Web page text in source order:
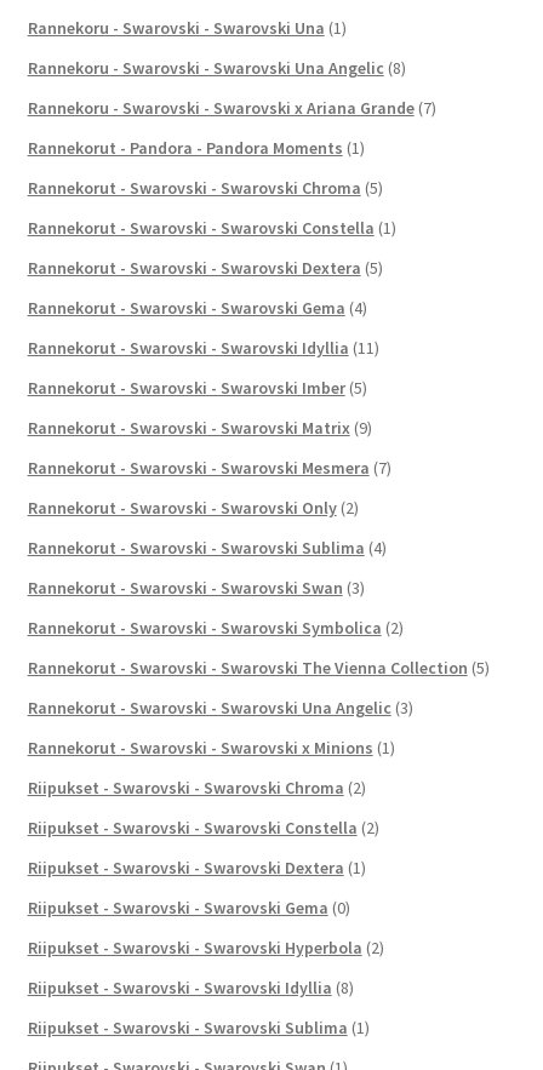
Rannekoru - Swarovski - Swarovski Una (1)
Rannekoru - Swarovski - Swarovski Una Angelic (8)
Rannekoru - Swarovski - Swarovski x Ariana Grande (7)
Rannekorut - Pandora - Pandora Moments (1)
Rannekorut - Swarovski - Swarovski Chroma (5)
Rannekorut - Swarovski - Swarovski Constella (1)
Rannekorut - Swarovski - Swarovski Dextera (5)
Rannekorut - Swarovski - Swarovski Gema (4)
Rannekorut - Swarovski - Swarovski Idyllia (11)
Rannekorut - Swarovski - Swarovski Imber (5)
Rannekorut - Swarovski - Swarovski Matrix (9)
Rannekorut - Swarovski - Swarovski Mesmera (7)
Rannekorut - Swarovski - Swarovski Only (2)
Rannekorut - Swarovski - Swarovski Sublima (4)
Rannekorut - Swarovski - Swarovski Swan (3)
Rannekorut - Swarovski - Swarovski Symbolica (2)
Rannekorut - Swarovski - Swarovski The Vienna Collection (5)
Rannekorut - Swarovski - Swarovski Una Angelic (3)
Rannekorut - Swarovski - Swarovski x Minions (1)
Riipukset - Swarovski - Swarovski Chroma (2)
Riipukset - Swarovski - Swarovski Constella (2)
Riipukset - Swarovski - Swarovski Dextera (1)
Riipukset - Swarovski - Swarovski Gema (0)
Riipukset - Swarovski - Swarovski Hyperbola (2)
Riipukset - Swarovski - Swarovski Idyllia (8)
Riipukset - Swarovski - Swarovski Sublima (1)